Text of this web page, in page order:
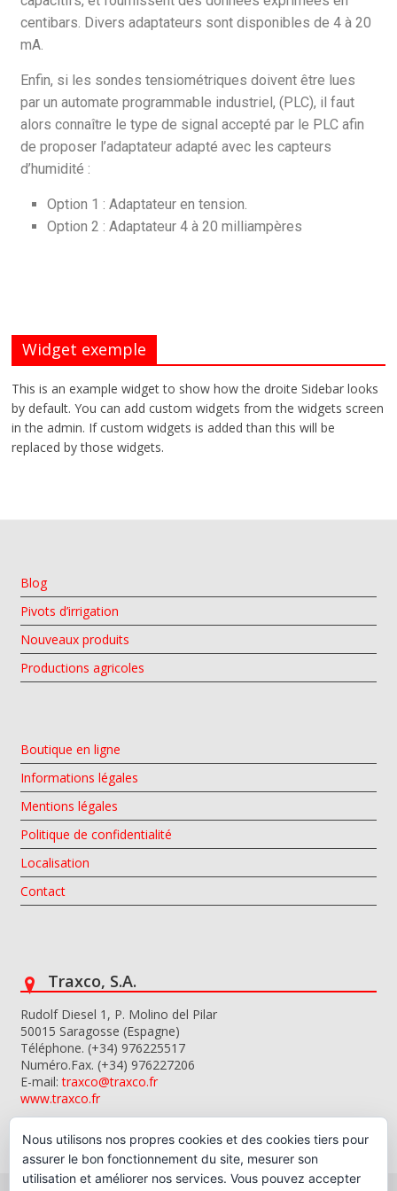
centibars. Divers adaptateurs sont disponibles de 4 à 20
mA.
Enfin, si les sondes tensiométriques doivent être lues
par un automate programmable industriel, (PLC), il faut
alors connaître le type de signal accepté par le PLC afin
de proposer l’adaptateur adapté avec les capteurs
d’humidité :
Option 1 : Adaptateur en tension.
Option 2 : Adaptateur 4 à 20 milliampères
Widget exemple
This is an example widget to show how the droite Sidebar looks
by default. You can add custom widgets from the widgets screen
in the admin. If custom widgets is added than this will be
replaced by those widgets.
Blog
Pivots d’irrigation
Nouveaux produits
Productions agricoles
Boutique en ligne
Informations légales
Mentions légales
Politique de confidentialité
Localisation
Contact
Traxco, S.A.
Rudolf Diesel 1, P. Molino del Pilar
50015 Saragosse (Espagne)
Téléphone. (+34) 976225517
Numéro.Fax. (+34) 976227206
E-mail:traxco@traxco.fr
www.traxco.fr
Nous utilisons nos propres cookies et des cookies tiers pour
assurer le bon fonctionnement du site, mesurer son
utilisation et améliorer nos services. Vous pouvez accepter